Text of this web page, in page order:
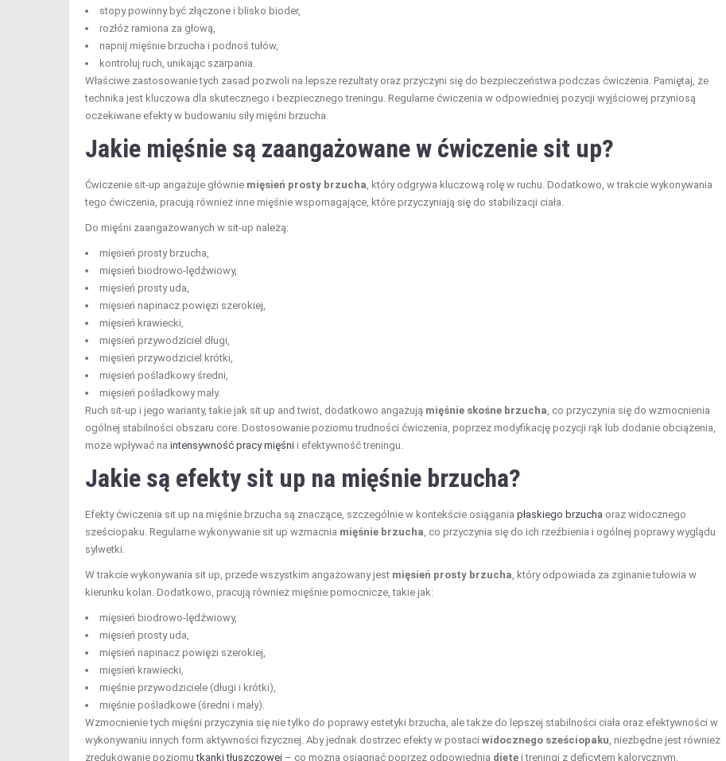
stopy powinny być złączone i blisko bioder,
rozłóż ramiona za głową,
napnij mięśnie brzucha i podnoś tułów,
kontroluj ruch, unikając szarpania.
Właściwe zastosowanie tych zasad pozwoli na lepsze rezultaty oraz przyczyni się do bezpieczeństwa podczas ćwiczenia. Pamiętaj, że
technika jest kluczowa dla skutecznego i bezpiecznego treningu. Regularne ćwiczenia w odpowiedniej pozycji wyjściowej przyniosą
oczekiwane efekty w budowaniu siły mięśni brzucha.
Jakie mięśnie są zaangażowane w ćwiczenie sit up?
Ćwiczenie sit-up angażuje głównie mięsień prosty brzucha , który odgrywa kluczową rolę w ruchu. Dodatkowo, w trakcie wykonywania
tego ćwiczenia, pracują również inne mięśnie wspomagające, które przyczyniają się do stabilizacji ciała.
Do mięśni zaangażowanych w sit-up należą:
mięsień prosty brzucha,
mięsień biodrowo-lędźwiowy,
mięsień prosty uda,
mięsień napinacz powięzi szerokiej,
mięsień krawiecki,
mięsień przywodziciel długi,
mięsień przywodziciel krótki,
mięsień pośladkowy średni,
mięsień pośladkowy mały.
Ruch sit-up i jego warianty, takie jak sit up and twist, dodatkowo angażują mięśnie skośne brzucha , co przyczynia się do wzmocnienia
ogólnej stabilności obszaru core. Dostosowanie poziomu trudności ćwiczenia, poprzez modyfikację pozycji rąk lub dodanie obciążenia,
może wpływać na intensywność pracy mięśni i efektywność treningu.
Jakie są efekty sit up na mięśnie brzucha?
Efekty ćwiczenia sit up na mięśnie brzucha są znaczące, szczególnie w kontekście osiągania płaskiego brzucha oraz widocznego
sześciopaku. Regularne wykonywanie sit up wzmacnia mięśnie brzucha , co przyczynia się do ich rzeźbienia i ogólnej poprawy wyglądu
sylwetki.
W trakcie wykonywania sit up, przede wszystkim angażowany jest mięsień prosty brzucha , który odpowiada za zginanie tułowia w
kierunku kolan. Dodatkowo, pracują również mięśnie pomocnicze, takie jak:
mięsień biodrowo-lędźwiowy,
mięsień prosty uda,
mięsień napinacz powięzi szerokiej,
mięsień krawiecki,
mięśnie przywodziciele (długi i krótki),
mięśnie pośladkowe (średni i mały).
Wzmocnienie tych mięśni przyczynia się nie tylko do poprawy estetyki brzucha, ale także do lepszej stabilności ciała oraz efektywności w
wykonywaniu innych form aktywności fizycznej. Aby jednak dostrzec efekty w postaci widocznego sześciopaku , niezbędne jest również
zredukowanie poziomutkanki tłuszczowej – co można osiągnąć poprzez odpowiednią dietę i treningi z deficytem kalorycznym.